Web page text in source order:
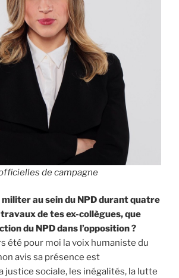
de campagne
militer au sein du NPD durant quatre
de tes ex-collègues, que
du NPD dans l’opposition ?
été pour moi la voix humaniste du
avis sa présence est
justice sociale, les inégalités, la lutte